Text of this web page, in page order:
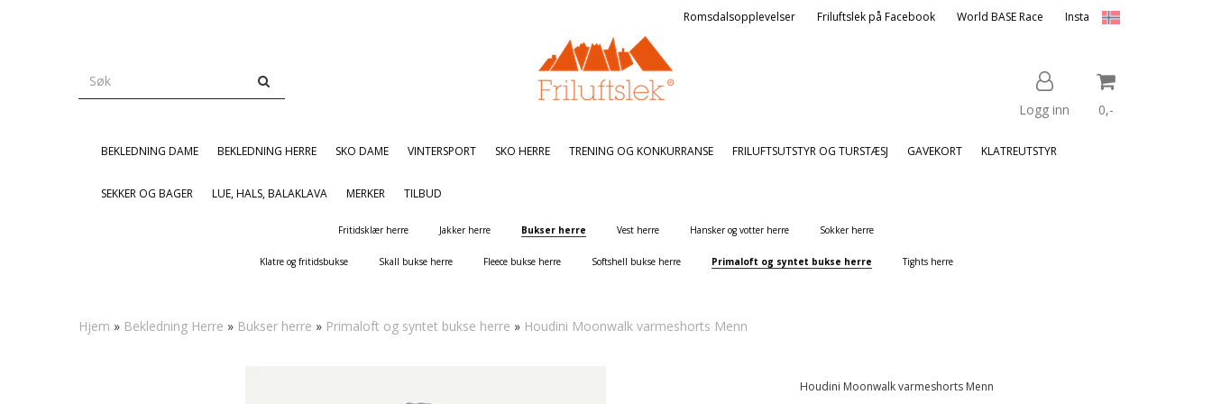
Romsdalsopplevelser Friluftslek på Facebook World BASE Race Insta
Logg inn 0,-
BEKLEDNING DAME BEKLEDNING HERRE SKO DAME VINTERSPORT SKO HERRE TRENING OG KONKURRANSE FRILUFTSUTSTYR OG TURSTÆSJ GAVEKORT KLATREUTSTYR
SEKKER OG BAGER LUE, HALS, BALAKLAVA MERKER TILBUD
Fritidsklær herre Jakker herre Bukser herre Vest herre Hansker og votter herre Sokker herre
Klatre og fritidsbukse Skall bukse herre Fleece bukse herre Softshell bukse herre Primaloft og syntet bukse herre Tights herre
Hjem » Bekledning Herre » Bukser herre » Primaloft og syntet bukse herre » Houdini Moonwalk varmeshorts Menn
Houdini Moonwalk varmeshorts Menn